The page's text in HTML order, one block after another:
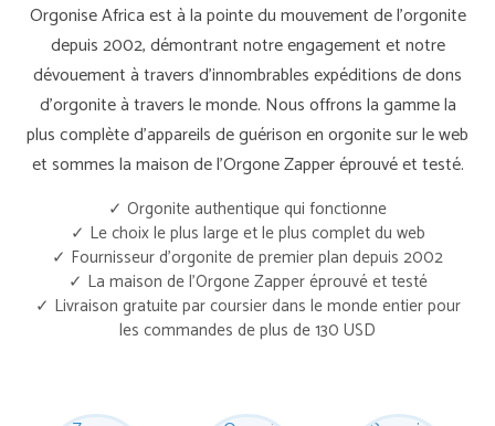
Orgonise Africa est à la pointe du mouvement de l'orgonite
depuis 2002, démontrant notre engagement et notre
dévouement à travers d'innombrables expéditions de dons
d'orgonite à travers le monde. Nous offrons la gamme la
plus complète d'appareils de guérison en orgonite sur le web
et sommes la maison de l'Orgone Zapper éprouvé et testé.
✓ Orgonite authentique qui fonctionne
✓ Le choix le plus large et le plus complet du web
✓ Fournisseur d'orgonite de premier plan depuis 2002
✓ La maison de l'Orgone Zapper éprouvé et testé
✓ Livraison gratuite par coursier dans le monde entier pour
les commandes de plus de 130 USD